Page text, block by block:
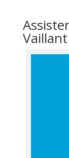
Vaillant